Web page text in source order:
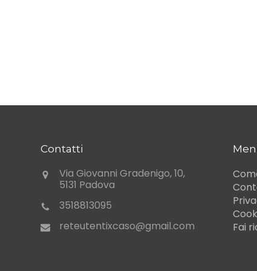
Contatti
Via Giovanni Gradenigo, 10,
5131 Padova
3518813095
reteutentixcaso@gmail.com
Fai